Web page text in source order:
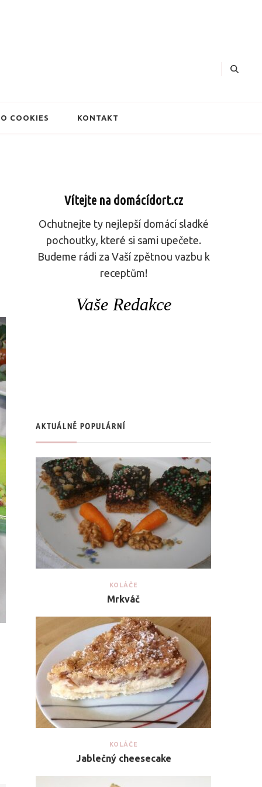
O COOKIES KONTAKT
Vítejte na domácídort.cz
Ochutnejte ty nejlepší domácí sladké
pochoutky, které si sami upečete.
Budeme rádi za Vaší zpětnou vazbu k
receptům!
Vaše Redakce
AKTUÁLNĚ POPULÁRNÍ
KOLÁČE
Mrkváč
KOLÁČE
Jablečný cheesecake